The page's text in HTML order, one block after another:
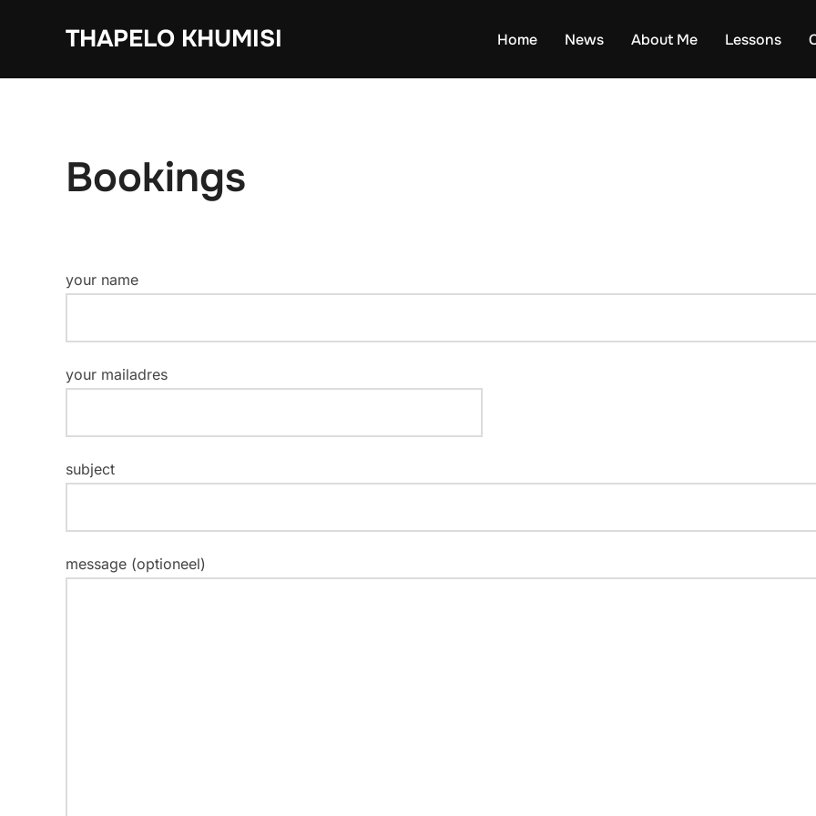
THAPELO KHUMISI Home News About Me Lessons
Bookings
your name
your mailadres
subject
message (optioneel)